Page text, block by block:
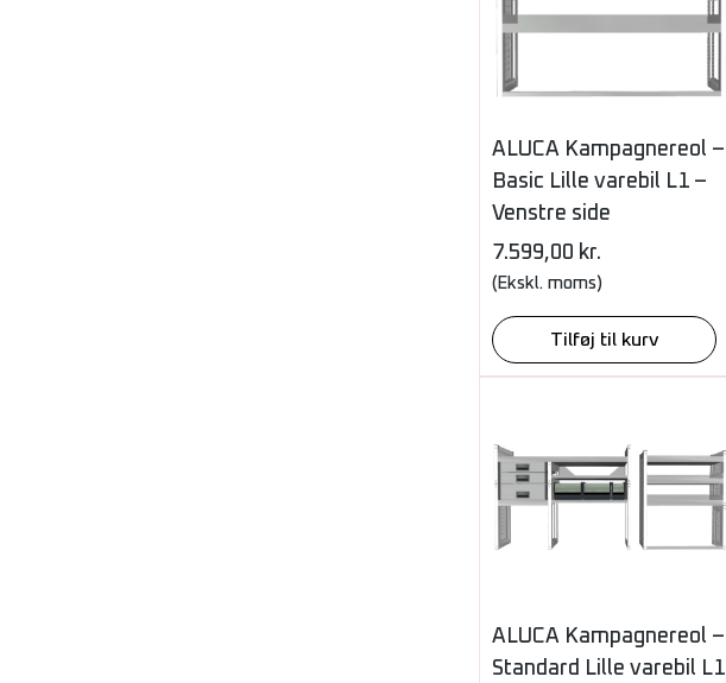
ALUCA Kampagnereol –
Basic Lille varebil L1 –
Venstre side
7.599,00 kr.
(Ekskl. moms)
Tilføj til kurv
ALUCA Kampagnereol –
Standard Lille varebil L1